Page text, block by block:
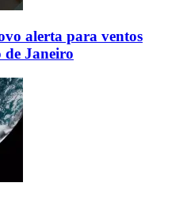
alerta para ventos
de Janeiro